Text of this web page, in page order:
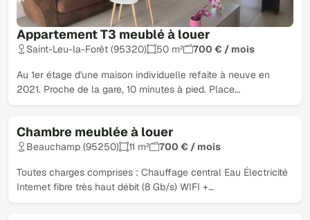
Appartement T3 meublé à louer
Saint-Leu-la-Forêt (95320) 50 m² 700 € / mois
Au 1er étage d'une maison individuelle refaite à neuve en
2021. Proche de la gare, 10 minutes à pied. Place…
Chambre meublée à louer
Beauchamp (95250) 11 m² 700 € / mois
Toutes charges comprises : Chauffage central Eau Électricité
Internet fibre très haut débit (8 Gb/s) WIFI +…